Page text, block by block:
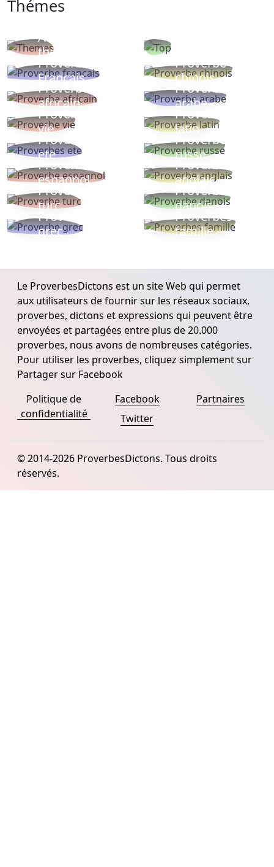
Thémes
Autres
thèmes
Proverbe
Français
Proverbe
chinois
Proverbe
africain
Proverbe
arabe
Proverbe
vie
Proverbe
latin
Proverbes
ete
Proverbe
russe
Proverbe
espagnol
Proverbe
anglais
Proverbe
turc
Proverbe
danois
Proverbe
grec
Proverbes
famille
Le ProverbesDictons est un site Web qui permet
aux utilisateurs de fournir sur les réseaux sociaux,
proverbes, dictons et expressions qui peuvent être
envoyées et partagées entre plus de 20.000
proverbes, nous avons de nombreuses catégories.
Pour utiliser les proverbes, cliquez simplement sur
Partager sur Facebook
Politique de
confidentialité
Facebook
Twitter
Partnaires
© 2014-2026 ProverbesDictons. Tous droits
réservés.